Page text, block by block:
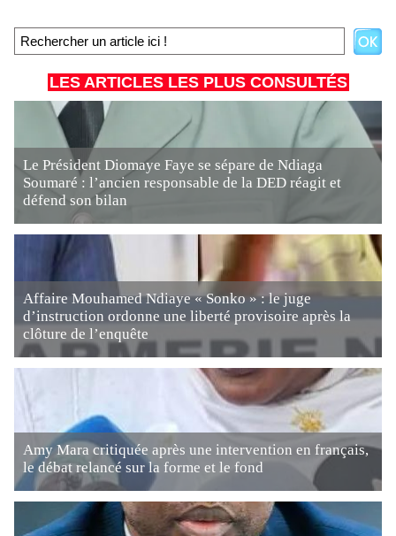
LES ARTICLES LES PLUS CONSULTÉS
Le Président Diomaye Faye se sépare de Ndiaga
Soumaré : l’ancien responsable de la DED réagit et
défend son bilan
Affaire Mouhamed Ndiaye « Sonko » : le juge
d’instruction ordonne une liberté provisoire après la
clôture de l’enquête
Amy Mara critiquée après une intervention en français,
le débat relancé sur la forme et le fond